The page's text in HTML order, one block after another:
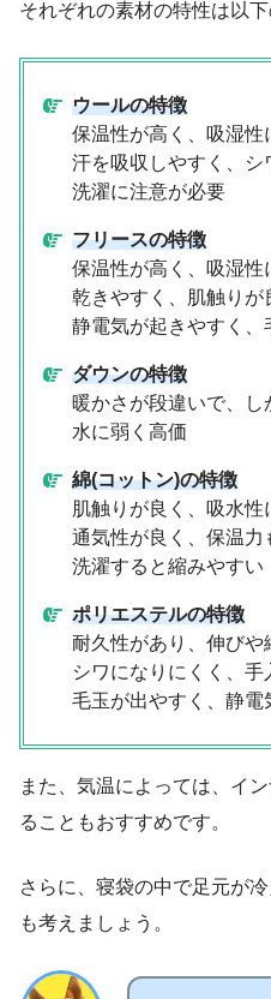
それぞれの素材の特性は以下
ウールの特徴
保温性が高く、吸湿性
汗を吸収しやすく、シ
洗濯に注意が必要
フリースの特徴
保温性が高く、吸湿性
乾きやすく、肌触りが
静電気が起きやすく、
ダウンの特徴
暖かさが段違いで、し
水に弱く高価
綿(コットン)の特徴
肌触りが良く、吸水性
通気性が良く、保温力
洗濯すると縮みやすい
ポリエステルの特徴
耐久性があり、伸びや
シワになりにくく、手
毛玉が出やすく、静電
また、気温によっては、イ
ることもおすすめです。
さらに、寝袋の中で足元が
も考えましょう。